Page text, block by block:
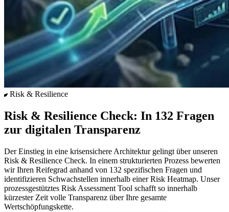
Risk & Resilience
Risk & Resilience Check: In 132 Fragen
zur digitalen Transparenz
Der Einstieg in eine krisensichere Architektur gelingt über unseren
Risk & Resilience Check. In einem strukturierten Prozess bewerten
wir Ihren Reifegrad anhand von 132 spezifischen Fragen und
identifizieren Schwachstellen innerhalb einer Risk Heatmap. Unser
prozessgestütztes Risk Assessment Tool schafft so innerhalb
kürzester Zeit volle Transparenz über Ihre gesamte
Wertschöpfungskette.